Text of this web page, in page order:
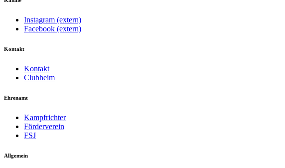
Instagram (extern)
Facebook (extern)
Kontakt
Kontakt
Clubheim
Ehrenamt
Kampfrichter
Förderverein
FSJ
Allgemein